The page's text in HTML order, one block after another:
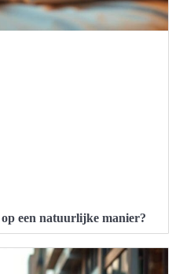
een natuurlijke manier?